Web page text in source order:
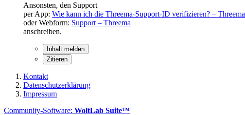
Ansonsten, den Support
per App: Wie kann ich die Threema-Support-ID verifizieren? – Threema
oder Webform: Support – Threema
anschreiben.
Inhalt melden
Zitieren
Kontakt
Datenschutzerklärung
Impressum
Community-Software: WoltLab Suite™